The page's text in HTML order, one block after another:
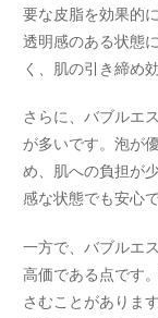
要な皮脂を効果的
透明感のある状態
く、肌の引き締め
さらに、バブルエ
が多いです。泡が
め、肌への負担が
感な状態でも安心で
一方で、バブルエ
高価である点です
さむことがありま